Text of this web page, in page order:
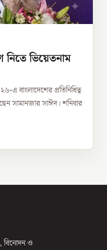
ভিয়েতনাম
এ বাংলাদেশের প্রতিনিধিত্ব
সামানজার সাঈদ। শনিবার
বিনোদন ও